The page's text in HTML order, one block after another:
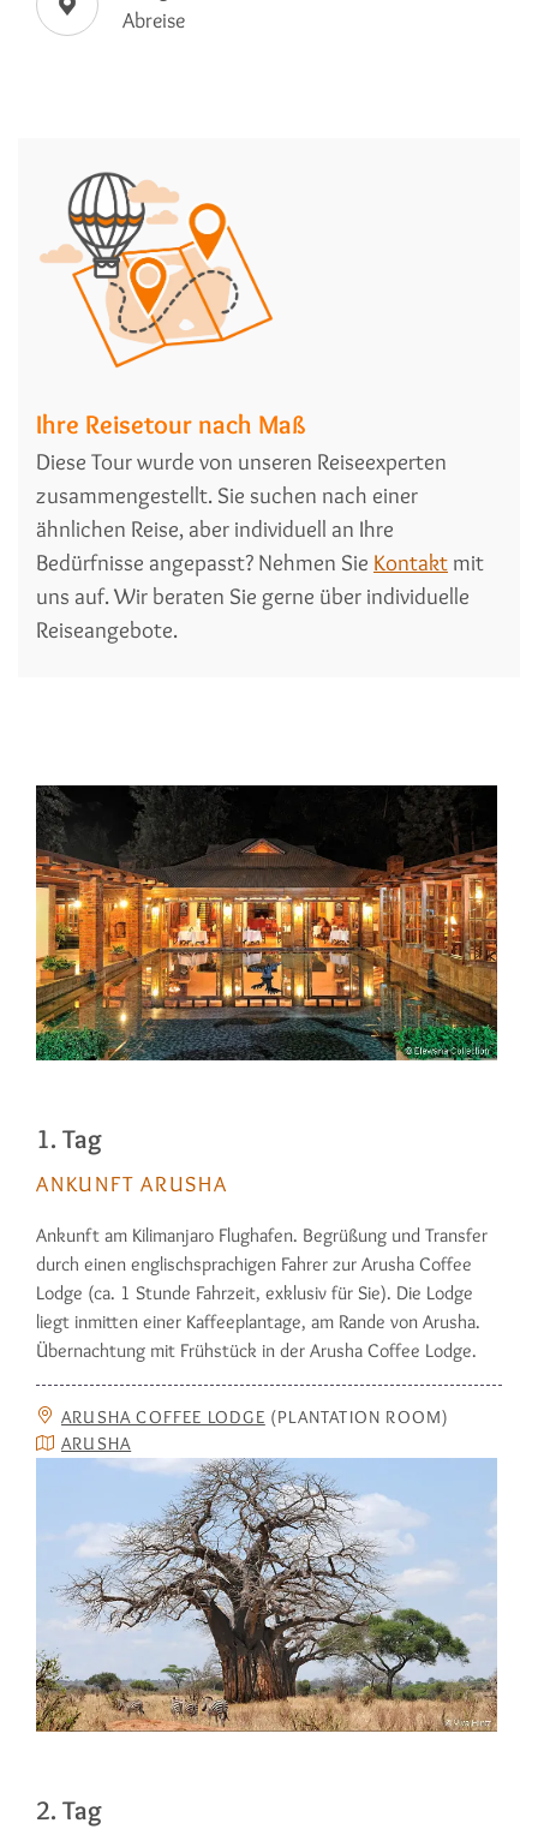
Abreise
Ihre Reisetour nach Maß
Diese Tour wurde von unseren Reiseexperten
zusammengestellt. Sie suchen nach einer
ähnlichen Reise, aber individuell an Ihre
Bedürfnisse angepasst? Nehmen Sie Kontakt mit
uns auf. Wir beraten Sie gerne über individuelle
Reiseangebote.
1. Tag
ANKUNFT ARUSHA
Ankunft am Kilimanjaro Flughafen. Begrü­ß­ung und Transfer
durch einen englischsprachigen Fahrer zur Arusha Coffee
Lodge (ca. 1 Stunde Fahrzeit, exklusiv für Sie). Die Lodge
liegt inmitten einer Kaffeeplantage, am Rande von Arusha.
Übernachtung mit Frühstück in der Arusha Coffee Lodge.
ARUSHA COFFEE LODGE (PLANTATION ROOM)
ARUSHA
2. Tag